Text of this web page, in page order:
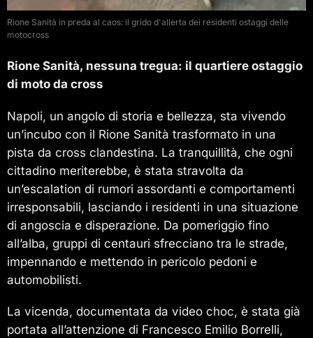
Rione Sanità in preda al caos: il grido d'allerta dei residenti ostaggi delle
motocross
Rione Sanità, nessuna tregua: il quartiere ostaggio
di moto da cross
Napoli, un angolo di storia e bellezza, sta vivendo
un’incubo con il Rione Sanità trasformato in una
pista da cross clandestina. La tranquillità, che ogni
cittadino meriterebbe, è stata stravolta da
un’escalation di rumori assordanti e comportamenti
irresponsabili, lasciando i residenti in una situazione
di angoscia e disperazione. Da pomeriggio fino
all’alba, gruppi di centauri sfrecciano tra le strade,
impennando e mettendo in pericolo pedoni e
automobilisti.
La vicenda, documentata da video choc, è stata già
portata all’attenzione di Francesco Emilio Borrelli,